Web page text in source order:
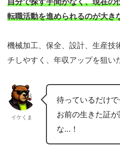
転職活動を進められるのが大き
機械加工、保全、設計、生産技
チしやすく、年収アップを狙い
イケくま
待っているだけ
お前の生きた証
な…！